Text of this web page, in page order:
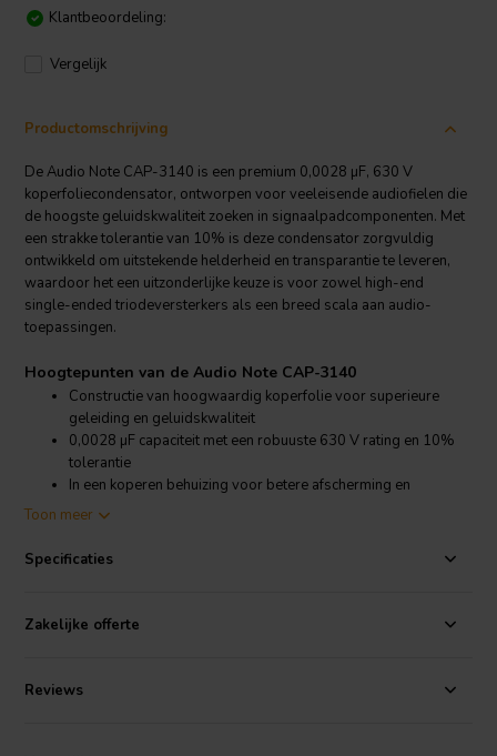
Klantbeoordeling:
Vergelijk
Productomschrijving
De Audio Note CAP-3140 is een premium 0,0028 µF, 630 V
koperfoliecondensator, ontworpen voor veeleisende audiofielen die
de hoogste geluidskwaliteit zoeken in signaalpadcomponenten. Met
een strakke tolerantie van 10% is deze condensator zorgvuldig
ontwikkeld om uitstekende helderheid en transparantie te leveren,
waardoor het een uitzonderlijke keuze is voor zowel high-end
single-ended triodeversterkers als een breed scala aan audio-
toepassingen.
Hoogtepunten van de Audio Note CAP-3140
Constructie van hoogwaardig koperfolie voor superieure
geleiding en geluidskwaliteit
0,0028 µF capaciteit met een robuuste 630 V rating en 10%
tolerantie
In een koperen behuizing voor betere afscherming en
verminderde microfonische effecten
ontwerpen en concurrerende producten
Audio NoteCAP-3140 0,0028 µF 630 V 10%
Ontworpen met audiofiele standaarden in gedachten, gebruikt de
Toon meer
Specificaties
Zakelijke offerte
Reviews